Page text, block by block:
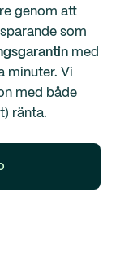
genom att
som
med
minuter. Vi
med både
ränta.